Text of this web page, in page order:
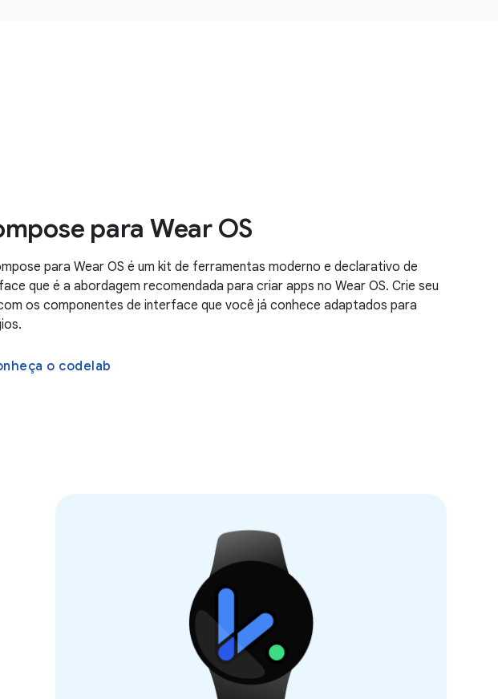
para Wear OS
para Wear OS é um kit de ferramentas moderno e declarativo de
que é a abordagem recomendada para criar apps no Wear OS. Crie seu
os componentes de interface que você já conhece adaptados para
o codelab